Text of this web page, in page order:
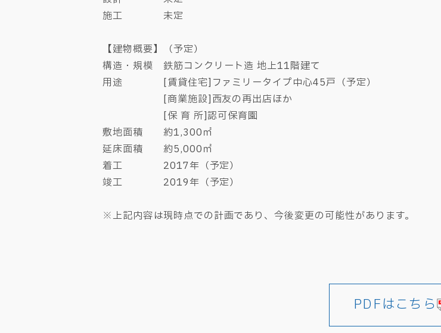
施工 未定
【建物概要】（予定）
構造・規模 鉄筋コンクリート造 地上11階建て
用途 [賃貸住宅]ファミリータイプ中心45戸（予定）
[商業施設]西友の再出店ほか
[保 育 所]認可保育園
敷地面積 約1,300㎡
延床面積 約5,000㎡
着工 2017年（予定）
竣工 2019年（予定）
※上記内容は現時点での計画であり、今後変更の可能性があります。
PDFはこちら